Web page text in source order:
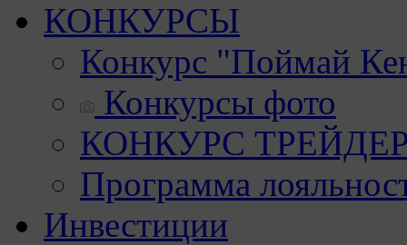
КОНКУРСЫ
Конкурс "Поймай
Конкурсы фото
КОНКУРС
Программа
Инвестиции